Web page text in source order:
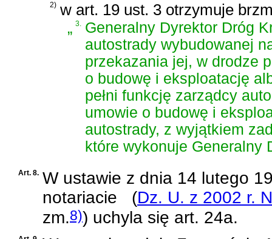
2) w art. 19 ust. 3 otrzymuje
„3. Generalny Dyrektor Dróg
autostrady wybudowanej
przekazania jej, w drodze
o budowę i eksploatację
pełni funkcję zarządcy
umowie o budowę i
autostrady, z wyjątkiem
które wykonuje Generalny
Art. 8. W ustawie z dnia 14 lutego
notariacie
(Dz. U. z 2002 r.
zm.8)) uchyla się art. 24a.